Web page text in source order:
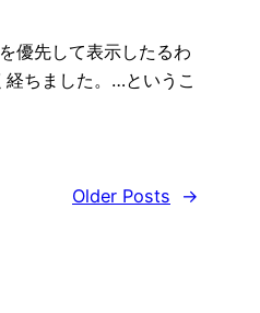
優先して表示したるわ
経ちました。…というこ
Older Posts →